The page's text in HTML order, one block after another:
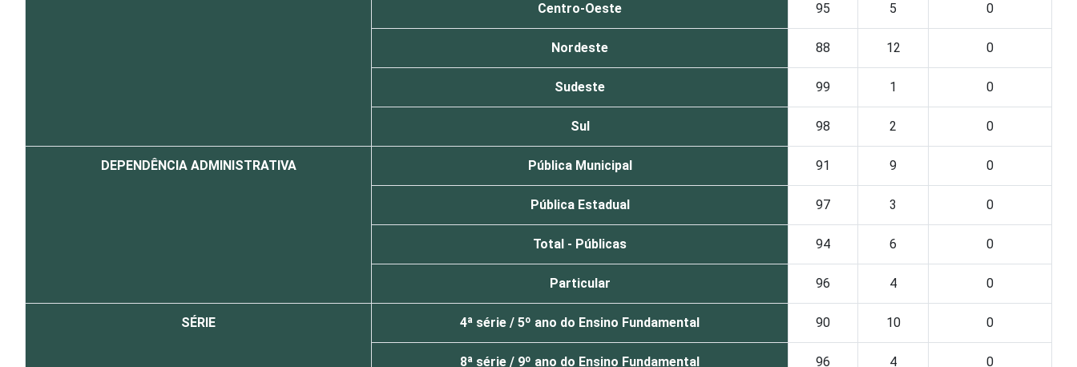
Centro-Oeste 95 5 0
Nordeste 88 12 0
Sudeste 99 1 0
Sul 98 2 0
DEPENDÊNCIA ADMINISTRATIVA Pública Municipal 91 9 0
Pública Estadual 97 3 0
Total - Públicas 94 6 0
Particular 96 4 0
SÉRIE 4ª série / 5º ano do Ensino Fundamental 90 10 0
8ª série / 9º ano do Ensino Fundamental 96 4 0